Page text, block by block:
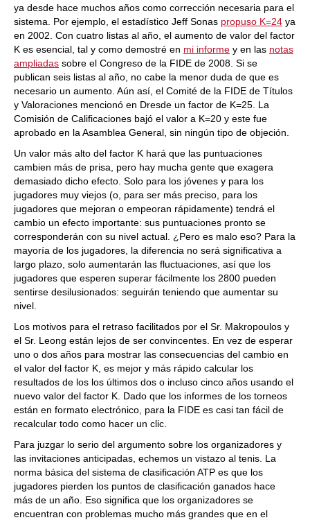
ya desde hace muchos años como corrección necesaria para el
sistema. Por ejemplo, el estadístico Jeff Sonas propuso K=24 ya
en 2002. Con cuatro listas al año, el aumento de valor del factor
K es esencial, tal y como demostré en mi informe y en las notas
ampliadas sobre el Congreso de la FIDE de 2008. Si se
publican seis listas al año, no cabe la menor duda de que es
necesario un aumento. Aún así, el Comité de la FIDE de Títulos
y Valoraciones mencionó en Dresde un factor de K=25. La
Comisión de Calificaciones bajó el valor a K=20 y este fue
aprobado en la Asamblea General, sin ningún tipo de objeción.
Un valor más alto del factor K hará que las puntuaciones
cambien más de prisa, pero hay mucha gente que exagera
demasiado dicho efecto. Solo para los jóvenes y para los
jugadores muy viejos (o, para ser más preciso, para los
jugadores que mejoran o empeoran rápidamente) tendrá el
cambio un efecto importante: sus puntuaciones pronto se
corresponderán con su nivel actual. ¿Pero es malo eso? Para la
mayoría de los jugadores, la diferencia no será significativa a
largo plazo, solo aumentarán las fluctuaciones, así que los
jugadores que esperen superar fácilmente los 2800 pueden
sentirse desilusionados: seguirán teniendo que aumentar su
nivel.
Los motivos para el retraso facilitados por el Sr. Makropoulos y
el Sr. Leong están lejos de ser convincentes. En vez de esperar
uno o dos años para mostrar las consecuencias del cambio en
el valor del factor K, es mejor y más rápido calcular los
resultados de los los últimos dos o incluso cinco años usando el
nuevo valor del factor K. Dado que los informes de los torneos
están en formato electrónico, para la FIDE es casi tan fácil de
recalcular todo como hacer un clic.
Para juzgar lo serio del argumento sobre los organizadores y
las invitaciones anticipadas, echemos un vistazo al tenis. La
norma básica del sistema de clasificación ATP es que los
jugadores pierden los puntos de clasificación ganados hace
más de un año. Eso significa que los organizadores se
encuentran con problemas mucho más grandes que en el